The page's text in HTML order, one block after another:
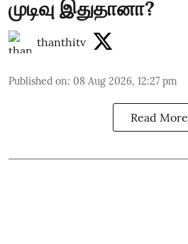
முடிவு இதுதானா?
thanthitv
Published on: 08 Aug 2026, 12:27 pm
Read More